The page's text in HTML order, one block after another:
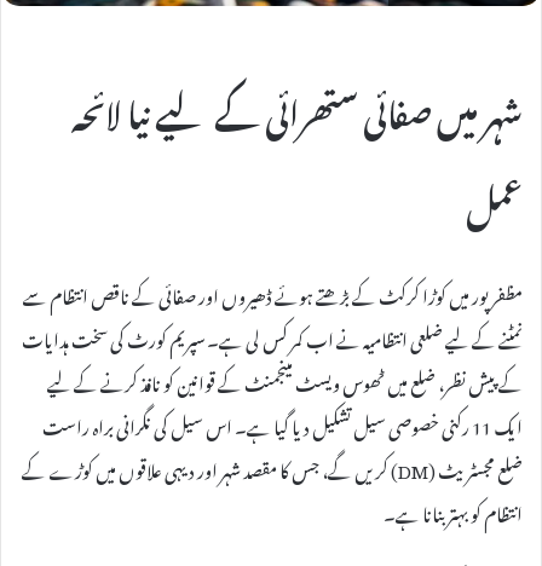
شہر میں صفائی ستھرائی کے لیے نیا لائحہ
عمل
مظفرپور میں کوڑا کرکٹ کے بڑھتے ہوئے ڈھیروں اور صفائی کے ناقص انتظام سے
نمٹنے کے لیے ضلعی انتظامیہ نے اب کمر کس لی ہے۔ سپریم کورٹ کی سخت ہدایات
کے پیش نظر، ضلع میں ٹھوس ویسٹ مینجمنٹ کے قوانین کو نافذ کرنے کے لیے
ایک 11 رکنی خصوصی سیل تشکیل دیا گیا ہے۔ اس سیل کی نگرانی براہ راست
ضلع مجسٹریٹ (DM) کریں گے، جس کا مقصد شہر اور دیہی علاقوں میں کوڑے کے
انتظام کو بہتر بنانا ہے۔